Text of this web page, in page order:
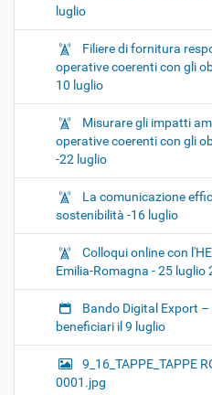
luglio
Filiere di fornitura
operative coerenti con gli
10 luglio
Misurare gli impatti
operative coerenti con gli
-22 luglio
La comunicazione
sostenibilità -16 luglio
Colloqui online con
Emilia-Romagna - 25 luglio
Bando Digital Export
beneficiari il 9 luglio
9_16_TAPPE_TAPPE
0001.jpg